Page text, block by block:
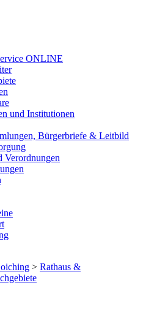
ONLINE
und Institutionen
Bürgerbriefe & Leitbild
Verordnungen
> Rathaus &